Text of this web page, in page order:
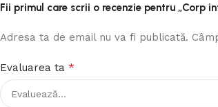
Fii primul care scrii o recenzie pentru „Corp
Adresa ta de email nu va fi publicată.
Evaluarea ta *